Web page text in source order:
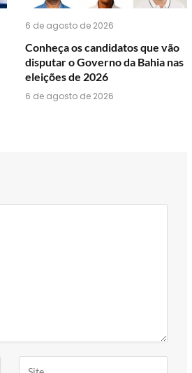
6 de agosto de 2026
Conheça os candidatos que vão
disputar o Governo da Bahia nas
eleições de 2026
6 de agosto de 2026